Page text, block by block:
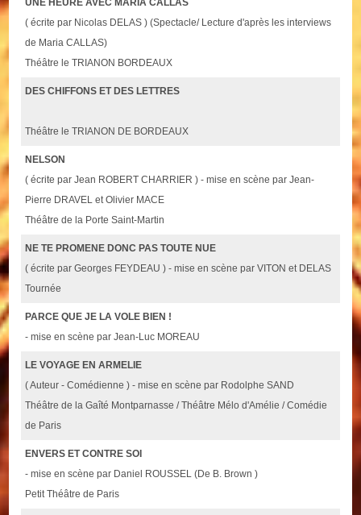
UNE HEURE AVEC MARIA CALLAS
( écrite par Nicolas DELAS ) (Spectacle/ Lecture d'après les interviews
de Maria CALLAS)
Théâtre le TRIANON BORDEAUX
DES CHIFFONS ET DES LETTRES
Théâtre le TRIANON DE BORDEAUX
NELSON
( écrite par Jean ROBERT CHARRIER ) - mise en scène par Jean-
Pierre DRAVEL et Olivier MACE
Théâtre de la Porte Saint-Martin
NE TE PROMENE DONC PAS TOUTE NUE
( écrite par Georges FEYDEAU ) - mise en scène par VITON et DELAS
Tournée
PARCE QUE JE LA VOLE BIEN !
- mise en scène par Jean-Luc MOREAU
LE VOYAGE EN ARMELIE
( Auteur - Comédienne ) - mise en scène par Rodolphe SAND
Théâtre de la Gaîté Montparnasse / Théâtre Mélo d'Amélie / Comédie
de Paris
ENVERS ET CONTRE SOI
- mise en scène par Daniel ROUSSEL (De B. Brown )
Petit Théâtre de Paris